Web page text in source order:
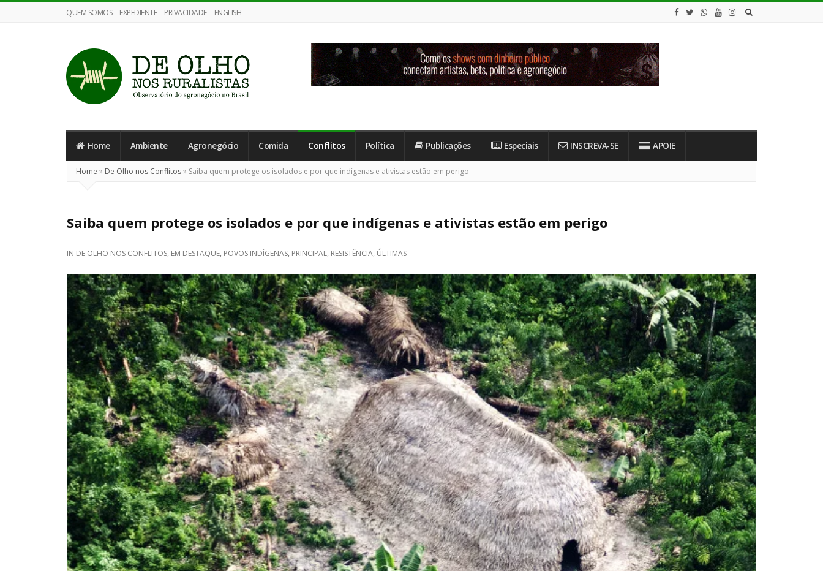
QUEM SOMOS EXPEDIENTE PRIVACIDADE ENGLISH
Olho
nos
Ruralistas
Home Ambiente Agronegócio Comida Conflitos Política Publicações Especiais INSCREVA-SE APOIE
Home » De Olho nos Conflitos» Saiba quem protege os isolados e por que indígenas e ativistas estão em perigo
Saiba quem protege os isolados e por que indígenas e ativistas estão em perigo
IN DE OLHO NOS CONFLITOS, EM DESTAQUE, POVOS INDÍGENAS, PRINCIPAL, RESISTÊNCIA, ÚLTIMAS